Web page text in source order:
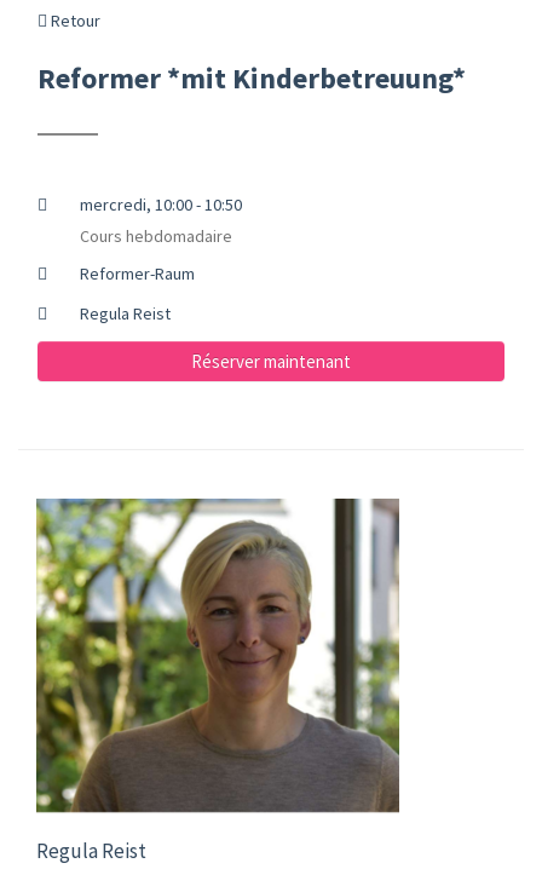
Retour
Reformer *mit Kinderbetreuung*
mercredi, 10:00 - 10:50
Cours hebdomadaire
Reformer-Raum
Regula Reist
Réserver maintenant
Regula Reist